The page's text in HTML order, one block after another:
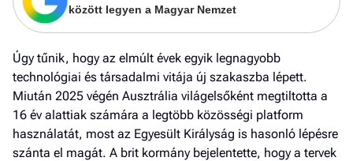
között legyen a Magyar Nemzet
Úgy tűnik, hogy az elmúlt évek egyik legnagyobb
technológiai és társadalmi vitája új szakaszba lépett.
Miután 2025 végén Ausztrália világelsőként megtiltotta a
16 év alattiak számára a legtöbb közösségi platform
használatát, most az Egyesült Királyság is hasonló lépésre
szánta el magát. A brit kormány bejelentette, hogy a tervek